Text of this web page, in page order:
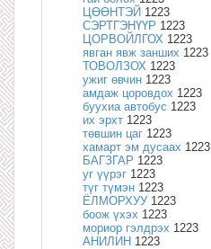
ЦӨӨНТЭЙ 1223
СЭРТГЭНҮҮР 1223
ЦОРВОЙЛГОХ 1223
явган явж занших 1223
ТОВОЛЗОХ 1223
ужиг өвчин 1223
амдаж цоровдох 1223
буухиа автобус 1223
их эрхт 1223
төвшин цаг 1223
хамарт эм дусаах 1223
БАГЗГАР 1223
уг үүрэг 1223
түг түмэн 1223
ЁЛМОРХУУ 1223
боож үхэх 1223
мориор гэлдрэх 1223
АНИЛИН 1223